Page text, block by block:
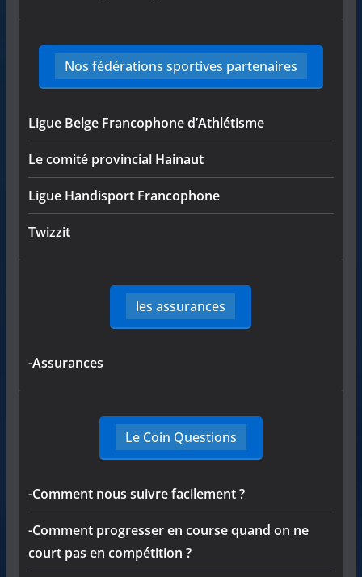
Nos fédérations sportives partenaires
Ligue Belge Francophone d’Athlétisme
Le comité provincial Hainaut
Ligue Handisport Francophone
Twizzit
les assurances
-Assurances
Le Coin Questions
-Comment nous suivre facilement ?
-Comment progresser en course quand on ne
court pas en compétition ?